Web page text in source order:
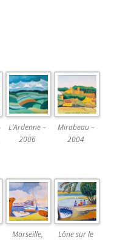
L’Ardenne –
2006
Mirabeau –
2004
Marseille,
Lône sur le